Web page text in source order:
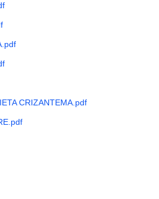
CRIZANTEMA.pdf